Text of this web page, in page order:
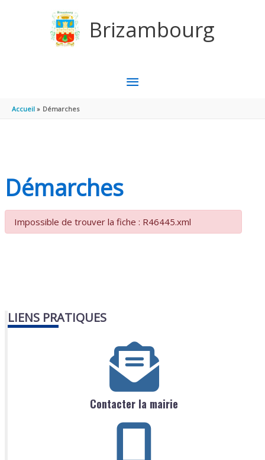
Brizambourg
MENU
Accueil Démarches
Démarches
Impossible de trouver la fiche : R46445.xml
LIENS PRATIQUES
Contacter la mairie